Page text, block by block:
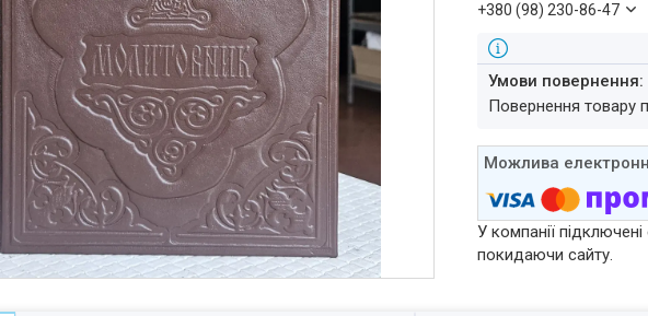
+380 (98) 230-86-47
повернення товару
У компанії
покидаючи сайту.